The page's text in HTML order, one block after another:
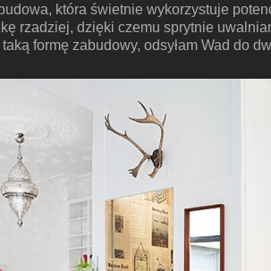
która świetnie wykorzystuje
rzadziej, dzięki czemu sprytnie
formę zabudowy, odsyłam Wad do